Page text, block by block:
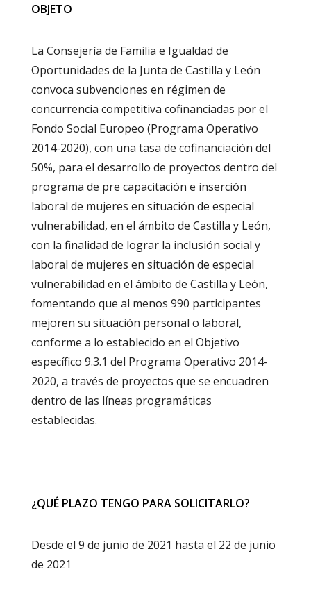
OBJETO
La Consejería de Familia e Igualdad de
Oportunidades de la Junta de Castilla y León
convoca subvenciones en régimen de
concurrencia competitiva cofinanciadas por el
Fondo Social Europeo (Programa Operativo
2014-2020), con una tasa de cofinanciación del
50%, para el desarrollo de proyectos dentro del
programa de pre capacitación e inserción
laboral de mujeres en situación de especial
vulnerabilidad, en el ámbito de Castilla y León,
con la finalidad de lograr la inclusión social y
laboral de mujeres en situación de especial
vulnerabilidad en el ámbito de Castilla y León,
fomentando que al menos 990 participantes
mejoren su situación personal o laboral,
conforme a lo establecido en el Objetivo
específico 9.3.1 del Programa Operativo 2014-
2020, a través de proyectos que se encuadren
dentro de las líneas programáticas
establecidas.
¿QUÉ PLAZO TENGO PARA SOLICITARLO?
Desde el 9 de junio de 2021 hasta el 22 de junio
de 2021